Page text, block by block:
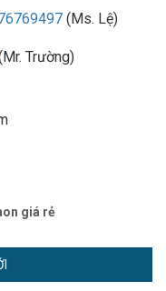
(Ms. Lệ)
Trường)
giá rẻ